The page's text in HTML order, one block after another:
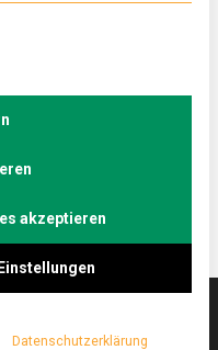
Blumen
dem Tisch gut,
Expertin für
für die eine
akzeptieren
Datenschutzerklärung